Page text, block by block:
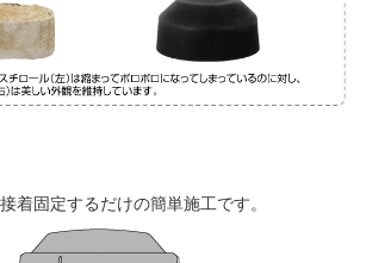
着固定するだけの簡単施工です。